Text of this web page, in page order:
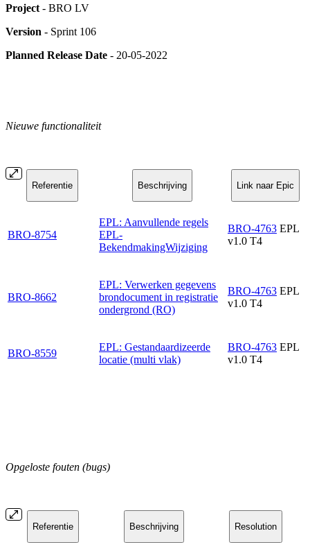
Project - BRO LV
Version - Sprint 106
Planned Release Date - 20-05-2022
Nieuwe functionaliteit
Referentie Beschrijving Link naar Epic
BRO-8754
EPL: Aanvullende regels
EPL-
BekendmakingWijziging
BRO-4763 EPL
v1.0 T4
BRO-8662
EPL: Verwerken gegevens
brondocument in registratie
ondergrond (RO)
BRO-4763 EPL
v1.0 T4
BRO-8559
EPL: Gestandaardizeerde
locatie (multi vlak)
BRO-4763 EPL
v1.0 T4
Opgeloste fouten (bugs)
Referentie Beschrijving Resolution